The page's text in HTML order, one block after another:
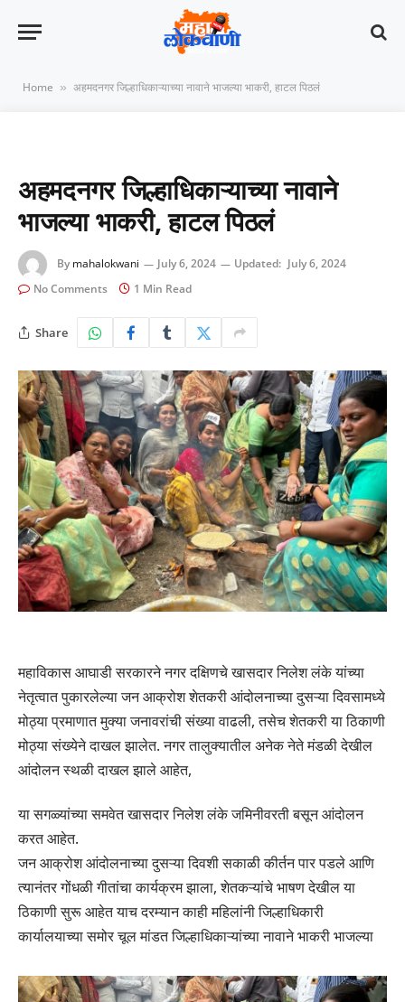
Home » अहमदनगर जिल्हाधिकाऱ्याच्या नावाने भाजल्या भाकरी, हाटल पिठलं
अहमदनगर जिल्हाधिकाऱ्याच्या नावाने
भाजल्या भाकरी, हाटल पिठलं
By mahalokwani July 6, 2024 Updated: July 6, 2024
No Comments
1 Min Read
Share
महाविकास आघाडी सरकारने नगर दक्षिणचे खासदार निलेश लंके यांच्या
नेतृत्वात पुकारलेल्या जन आक्रोश शेतकरी आंदोलनाच्या दुसऱ्या दिवसामध्ये
मोठ्या प्रमाणात मुक्या जनावरांची संख्या वाढली, तसेच शेतकरी या ठिकाणी
मोठ्या संख्येने दाखल झालेत. नगर तालुक्यातील अनेक नेते मंडळी देखील
आंदोलन स्थळी दाखल झाले आहेत,
या सगळ्यांच्या समवेत खासदार निलेश लंके जमिनीवरती बसून आंदोलन
करत आहेत.
जन आक्रोश आंदोलनाच्या दुसऱ्या दिवशी सकाळी कीर्तन पार पडले आणि
त्यानंतर गोंधळी गीतांचा कार्यक्रम झाला, शेतकऱ्यांचे भाषण देखील या
ठिकाणी सुरू आहेत याच दरम्यान काही महिलांनी जिल्हाधिकारी
कार्यालयाच्या समोर चूल मांडत जिल्हाधिकाऱ्यांच्या नावाने भाकरी भाजल्या